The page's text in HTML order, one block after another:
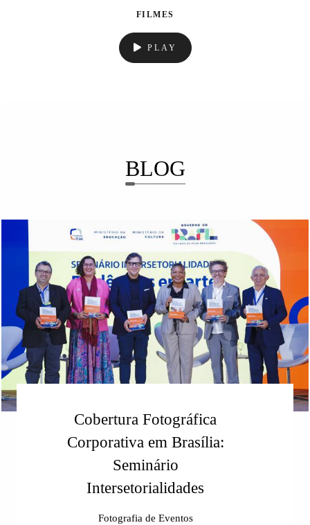
FILMES
PLAY
BLOG
Cobertura Fotográfica
Corporativa em Brasília:
Seminário
Intersetorialidades
Fotografia de Eventos